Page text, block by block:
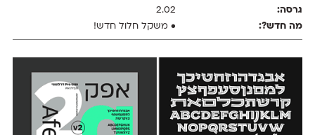
2.02
• משקל חלול חדש!